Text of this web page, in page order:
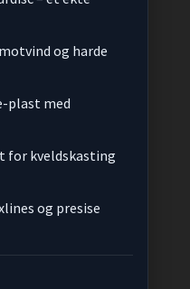
og harde
plast med
for kveldskasting
og presise